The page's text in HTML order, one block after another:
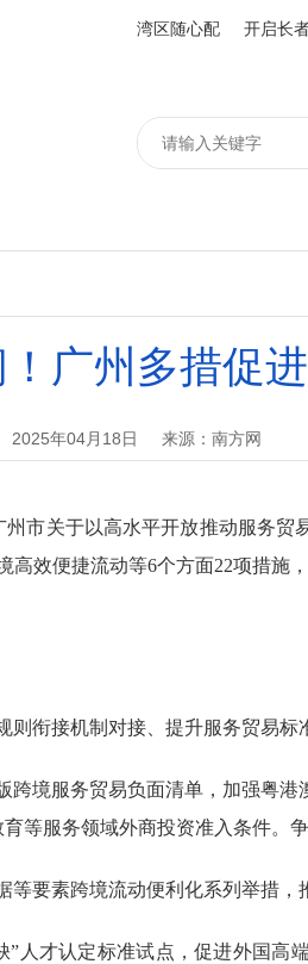
湾区随心配 开启长
广州多措促
2025年04月18日 来源：南方网
关于以高水平开放推动服务贸
效便捷流动等6个方面22项措施
衔接机制对接、提升服务贸易标
服务贸易负面清单，加强粤港
等服务领域外商投资准入条件。
素跨境流动便利化系列举措，
才认定标准试点，促进外国高